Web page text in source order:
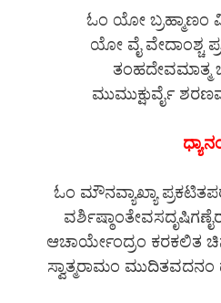
ಓಂ ಯೋ ಬ್ರಹ್ಮಾಣಂ
ಯೋ ವೈ ವೇದಾಂಶ್ಚ
ತಂಹದೇವಮಾತ್ಮ
ಮುಮುಕ್ಷುರ್ವೈ
ಓಂ ಮೌನವ್ಯಾಖ್ಯಾ
ಆಚಾರ್ಯೇಂದ್ರಂ ಕರಕಲಿತ
ಸ್ವಾತ್ಮರಾಮಂ